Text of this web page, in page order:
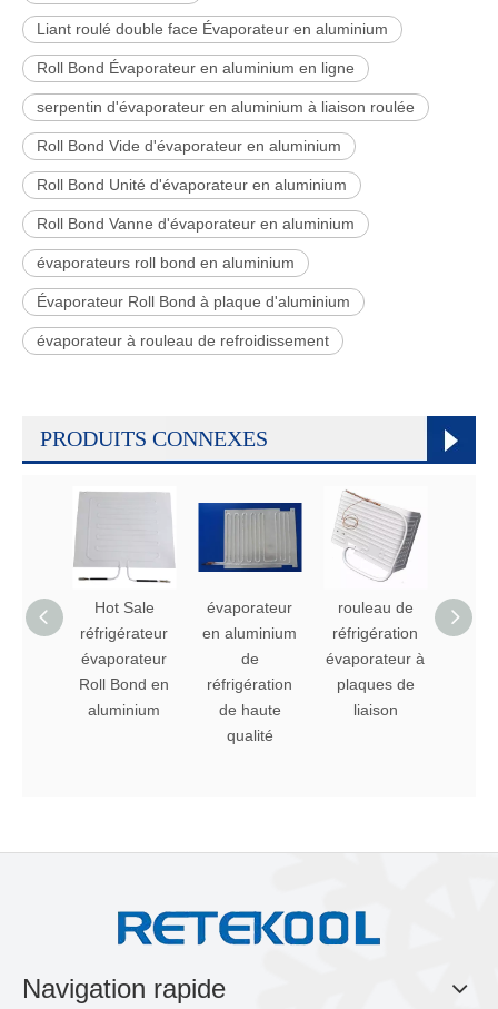
Liant roulé double face Évaporateur en aluminium
Roll Bond Évaporateur en aluminium en ligne
serpentin d'évaporateur en aluminium à liaison roulée
Roll Bond Vide d'évaporateur en aluminium
Roll Bond Unité d'évaporateur en aluminium
Roll Bond Vanne d'évaporateur en aluminium
évaporateurs roll bond en aluminium
Évaporateur Roll Bond à plaque d'aluminium
évaporateur à rouleau de refroidissement
PRODUITS CONNEXES
Hot Sale
réfrigérateur
évaporateur
Roll Bond en
aluminium
évaporateur
en aluminium
de
réfrigération
de haute
qualité
rouleau de
réfrigération
évaporateur à
plaques de
liaison
roll
Navigation rapide